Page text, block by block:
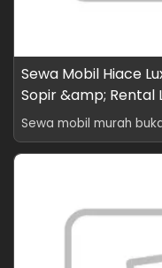
Sewa Mobil Hiace
Sopir &amp; Rental
Sewa mobil murah